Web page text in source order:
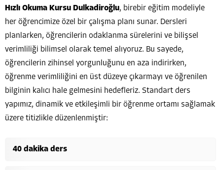
Hızlı Okuma Kursu Dulkadiroğlu, birebir eğitim modeliyle
her öğrencimize özel bir çalışma planı sunar. Dersleri
planlarken, öğrencilerin odaklanma sürelerini ve bilişsel
verimliliği bilimsel olarak temel alıyoruz. Bu sayede,
öğrencilerin zihinsel yorgunluğunu en aza indirirken,
öğrenme verimliliğini en üst düzeye çıkarmayı ve öğrenilen
bilginin kalıcı hale gelmesini hedefleriz. Standart ders
yapımız, dinamik ve etkileşimli bir öğrenme ortamı sağlamak
üzere titizlikle düzenlenmiştir:
40 dakika ders